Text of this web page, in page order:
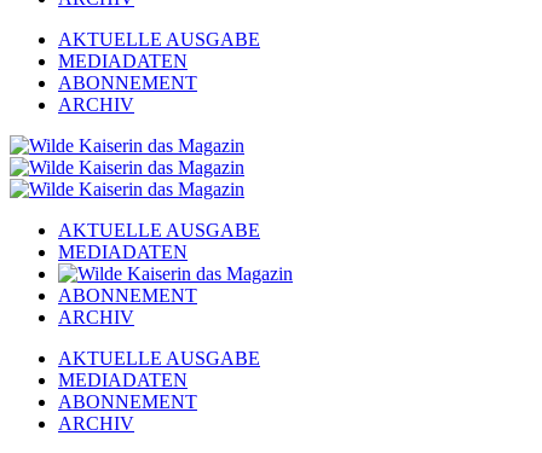
AKTUELLE AUSGABE
MEDIADATEN
ABONNEMENT
ARCHIV
AKTUELLE AUSGABE
MEDIADATEN
ABONNEMENT
ARCHIV
AKTUELLE AUSGABE
MEDIADATEN
ABONNEMENT
ARCHIV